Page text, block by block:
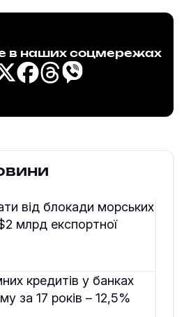
в наших соцмережах
від блокади морських
млрд експортної
кредитів у банках
за 17 років – 12,5%